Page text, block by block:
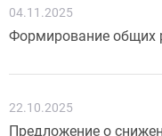
04.11.2025
Формирование общих
22.10.2025
Предложение о